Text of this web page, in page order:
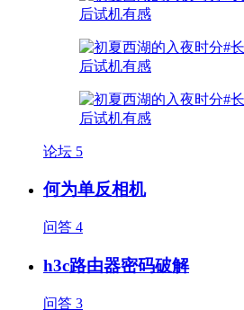
论坛 5
何为单反相机
问答 4
h3c路由器密码破解
问答 3